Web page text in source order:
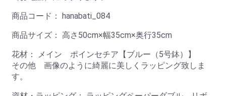
商品コード：
hanabati_084
商品サイズ： 高さ50cm×幅35cm×奥行35cm
花材：
メイン ポインセチア【ブルー（5号鉢）】
その他 画像のように綺麗に美しくラッピング致しま
す。